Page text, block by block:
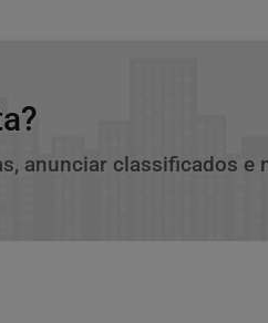
anunciar classificados e